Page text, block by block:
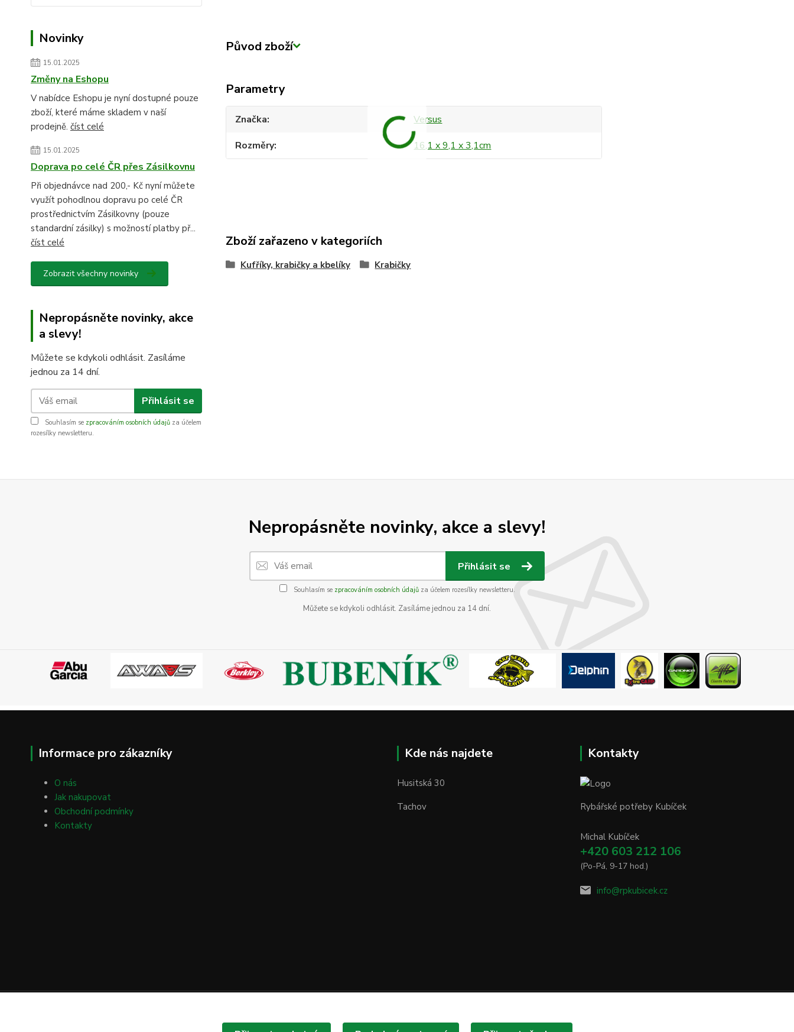
Novinky
15.01.2025
Změny na Eshopu
V nabídce Eshopu je nyní dostupné pouze
zboží, které máme skladem v naší
prodejně. číst celé
15.01.2025
Doprava po celé ČR přes Zásilkovnu
Při objednávce nad 200,- Kč nyní můžete
využít pohodlnou dopravu po celé ČR
prostřednictvím Zásilkovny (pouze
standardní zásilky) s možností platby př...
číst celé
Zobrazit všechny novinky
Nepropásněte novinky, akce
a slevy!
Můžete se kdykoli odhlásit. Zasíláme
jednou za 14 dní.
Přihlásit se
Souhlasím se zpracováním osobních údajů za účelem
rozesílky newsletteru.
Původ zboží
Parametry
Značka
Versus
Rozměry
16,1 x 9,1 x 3,1cm
Zboží zařazeno v kategoriích
Kufříky, krabičky a kbelíky Krabičky
Nepropásněte novinky, akce a slevy!
Přihlásit se
Souhlasím se zpracováním osobních údajůza účelem rozesílky newsletteru.
Můžete se kdykoli odhlásit. Zasíláme jednou za 14 dní.
Informace pro zákazníky
O nás
Jak nakupovat
Obchodní podmínky
Kontakty
Kde nás najdete
Husitská 30
Tachov
Kontakty
Rybářské potřeby Kubíček
Michal Kubíček
+420 603 212 106
(Po-Pá, 9-17 hod.)
info@rpkubicek.cz